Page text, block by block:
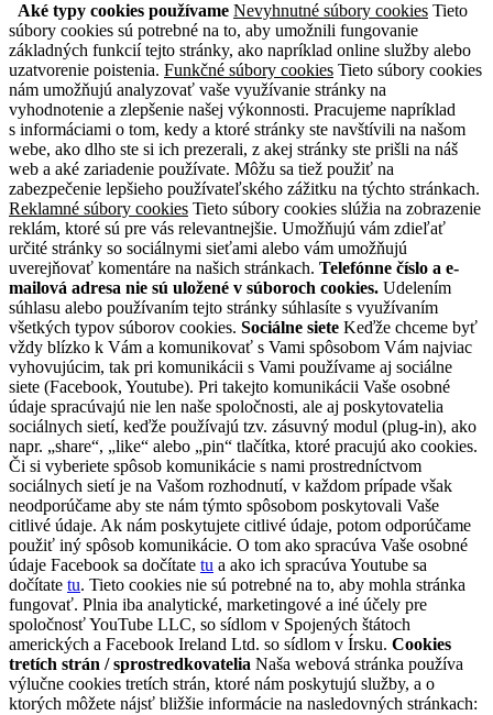
Aké typy cookies používame Nevyhnutné súbory cookies Tieto
súbory cookies sú potrebné na to, aby umožnili fungovanie
základných funkcií tejto stránky, ako napríklad online služby alebo
uzatvorenie poistenia. Funkčné súbory cookies Tieto súbory cookies
nám umožňujú analyzovať vaše využívanie stránky na
vyhodnotenie a zlepšenie našej výkonnosti. Pracujeme napríklad
s informáciami o tom, kedy a ktoré stránky ste navštívili na našom
webe, ako dlho ste si ich prezerali, z akej stránky ste prišli na náš
web a aké zariadenie používate. Môžu sa tiež použiť na
zabezpečenie lepšieho používateľského zážitku na týchto stránkach.
Reklamné súbory cookies Tieto súbory cookies slúžia na zobrazenie
reklám, ktoré sú pre vás relevantnejšie. Umožňujú vám zdieľať
určité stránky so sociálnymi sieťami alebo vám umožňujú
uverejňovať komentáre na našich stránkach. Telefónne číslo a e-
mailová adresa nie sú uložené v súboroch cookies. Udelením
súhlasu alebo používaním tejto stránky súhlasíte s využívaním
všetkých typov súborov cookies. Sociálne siete Keďže chceme byť
vždy blízko k Vám a komunikovať s Vami spôsobom Vám najviac
vyhovujúcim, tak pri komunikácii s Vami používame aj sociálne
siete (Facebook, Youtube). Pri takejto komunikácii Vaše osobné
údaje spracúvajú nie len naše spoločnosti, ale aj poskytovatelia
sociálnych sietí, keďže používajú tzv. zásuvný modul (plug-in), ako
napr. „share“, „like“ alebo „pin“ tlačítka, ktoré pracujú ako cookies.
Či si vyberiete spôsob komunikácie s nami prostredníctvom
sociálnych sietí je na Vašom rozhodnutí, v každom prípade však
neodporúčame aby ste nám týmto spôsobom poskytovali Vaše
citlivé údaje. Ak nám poskytujete citlivé údaje, potom odporúčame
použiť iný spôsob komunikácie. O tom ako spracúva Vaše osobné
údaje Facebook sa dočítate tu a ako ich spracúva Youtube sa
dočítate tu. Tieto cookies nie sú potrebné na to, aby mohla stránka
fungovať. Plnia iba analytické, marketingové a iné účely pre
spoločnosť YouTube LLC, so sídlom v Spojených štátoch
amerických a Facebook Ireland Ltd. so sídlom v Írsku. Cookies
tretích strán / sprostredkovatelia Naša webová stránka používa
výlučne cookies tretích strán, ktoré nám poskytujú služby, a o
ktorých môžete nájsť bližšie informácie na nasledovných stránkach: